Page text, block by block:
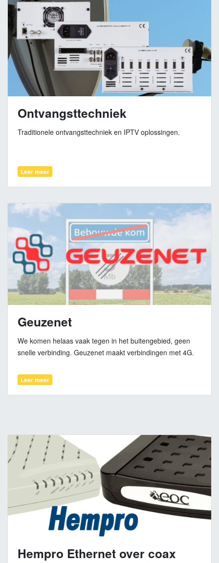
Ontvangsttechniek
Traditionele ontvangsttechniek en IPTV oplossingen.
Leer meer
Geuzenet
We komen helaas vaak tegen in het buitengebied, geen
snelle verbinding. Geuzenet maakt verbindingen met 4G.
Leer meer
Hempro Ethernet over coax